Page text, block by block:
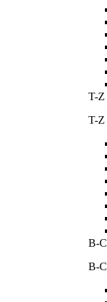
T-Z
T-Z
В-С
В-С